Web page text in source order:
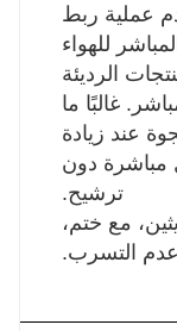
عملية ربط
للهواء
الرديئة
غالبًا ما
عند زيادة
مباشرة دون
ترشيح.
مع ختم،
التسرب.